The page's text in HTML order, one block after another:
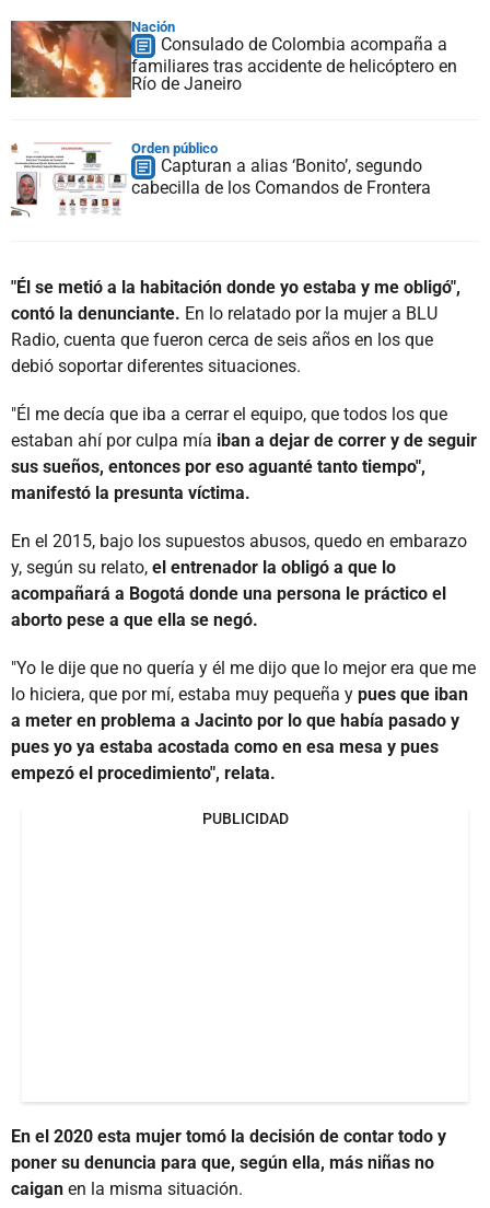
Nación
Consulado de Colombia acompaña a
familiares tras accidente de helicóptero en
Río de Janeiro
Orden público
Capturan a alias ‘Bonito’, segundo
cabecilla de los Comandos de Frontera
"Él se metió a la habitación donde yo estaba y me obligó",
contó la denunciante. En lo relatado por la mujer a BLU
Radio, cuenta que fueron cerca de seis años en los que
debió soportar diferentes situaciones.
"Él me decía que iba a cerrar el equipo, que todos los que
estaban ahí por culpa mía iban a dejar de correr y de seguir
sus sueños, entonces por eso aguanté tanto tiempo",
manifestó la presunta víctima.
En el 2015, bajo los supuestos abusos, quedo en embarazo
y, según su relato, el entrenador la obligó a que lo
acompañará a Bogotá donde una persona le práctico el
aborto pese a que ella se negó.
"Yo le dije que no quería y él me dijo que lo mejor era que me
lo hiciera, que por mí, estaba muy pequeña y pues que iban
a meter en problema a Jacinto por lo que había pasado y
pues yo ya estaba acostada como en esa mesa y pues
empezó el procedimiento", relata.
PUBLICIDAD
En el 2020 esta mujer tomó la decisión de contar todo y
poner su denuncia para que, según ella, más niñas no
caigan en la misma situación.